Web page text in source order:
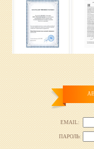
EMAIL:
ПАРОЛЬ: